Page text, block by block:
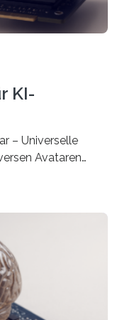
KI-
– Universelle
Avataren
Euro. Dabei
KI-gestützte
für realistische
und
Avatare zu
eine ganzheitliche